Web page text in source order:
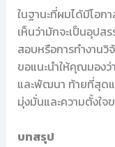
ในฐานะที่ผมได้มีโอก
เห็นว่ามักจะเป็นอุป
สอบหรือการทำงาน
ขอแนะนำให้คุณมองว่
และพัฒนา ท้ายที่สุดแ
มุ่งมั่นและความตั้งใ
บทสรุป